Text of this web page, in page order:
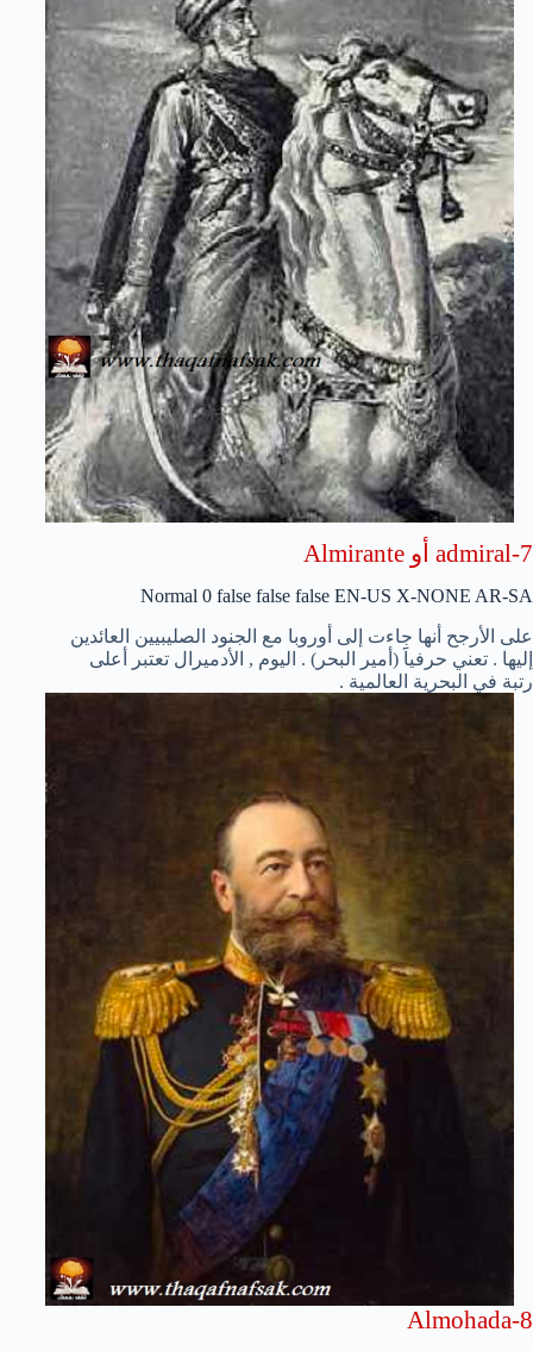
Almirante أو admiral-7
Normal 0 false false false EN-US X-NONE AR-SA
على الأرجح أنها جاءت إلى أوروبا مع الجنود الصليبيين العائدين
إليها . تعني حرفياََ (أمير البحر) . اليوم , الأدميرال تعتبر أعلى
رتبة في البحرية العالمية .
Almohada-8